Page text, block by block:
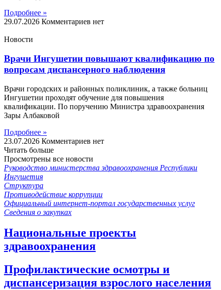
Подробнее »
29.07.2026 Комментариев нет
Новости
Врачи Ингушетии повышают квалификацию по
вопросам диспансерного наблюдения
Врачи городских и районных поликлиник, а также больниц
Ингушетии проходят обучение для повышения
квалификации. По поручению Министра здравоохранения
Зары Албаковой
Подробнее »
23.07.2026 Комментариев нет
Читать больше
Просмотрены все новости
Руководство министерства здравоохранения Республики
Ингушетия
Структура
Противодействие коррупции
Официальный интернет-портал государственных услуг
Сведения о закупках
Национальные проекты
здравоохранения
Профилактические осмотры и
диспансеризация взрослого населения